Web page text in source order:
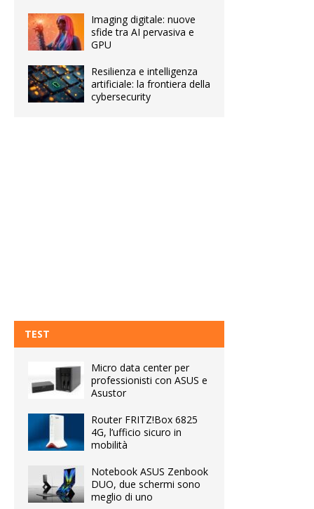
Imaging digitale: nuove
sfide tra AI pervasiva e
GPU
Resilienza e intelligenza
artificiale: la frontiera della
cybersecurity
TEST
Micro data center per
professionisti con ASUS e
Asustor
Router FRITZ!Box 6825
4G, l’ufficio sicuro in
mobilità
Notebook ASUS Zenbook
DUO, due schermi sono
meglio di uno